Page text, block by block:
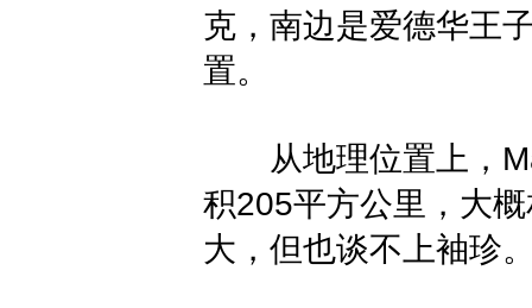
克，南边是爱德华王
置。
从地理位置上，
积205平方公里，大
大，但也谈不上袖珍